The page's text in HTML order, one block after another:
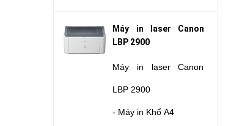
Máy in laser Canon
LBP 2900
Máy in laser Canon
LBP 2900
- Máy in Khổ A4